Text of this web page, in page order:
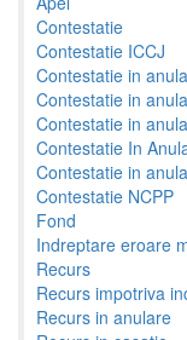
Contestatie
Contestatie ICCJ
Contestatie in
Contestatie in
Contestatie in
Contestatie In
Contestatie in
Contestatie NCPP
Fond
Indreptare eroare
Recurs
Recurs impotriva
Recurs in anulare